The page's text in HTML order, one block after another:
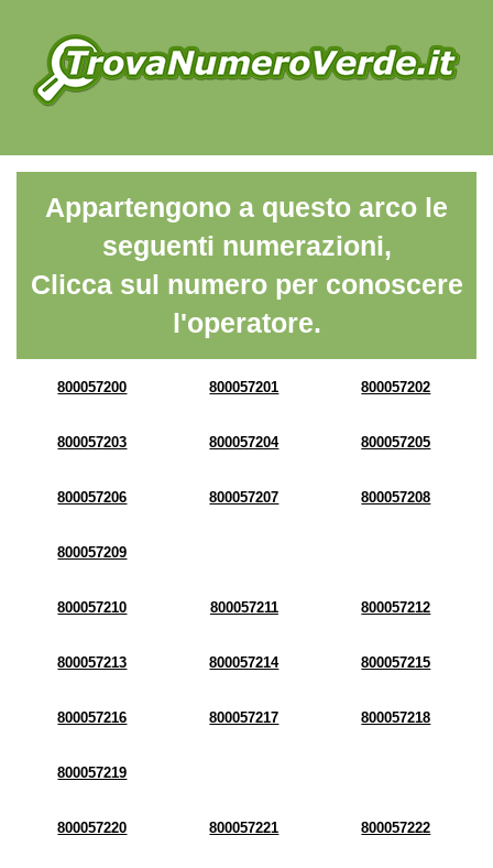
Appartengono a questo arco le
seguenti numerazioni,
Clicca sul numero per conoscere
l'operatore.
800057200 800057201 800057202
800057203 800057204 800057205
800057206 800057207 800057208
800057209
800057210 800057211 800057212
800057213 800057214 800057215
800057216 800057217 800057218
800057219
800057220 800057221 800057222